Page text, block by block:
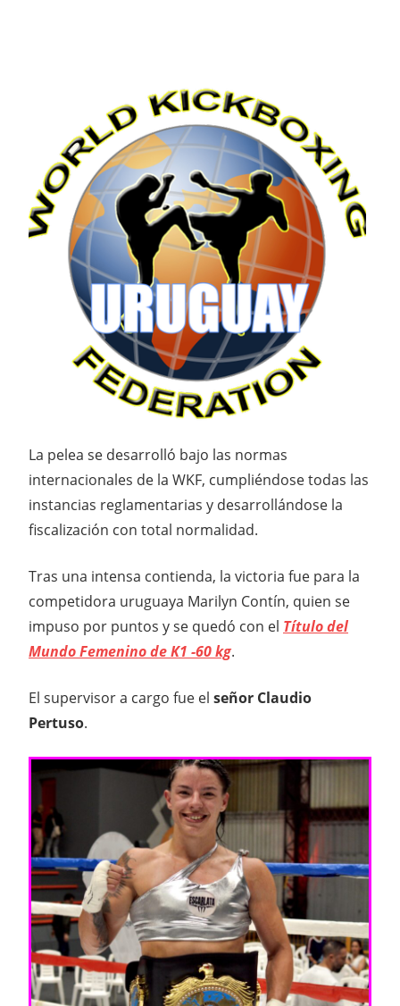
La pelea se desarrolló bajo las normas
internacionales de la WKF, cumpliéndose todas las
instancias reglamentarias y desarrollándose la
fiscalización con total normalidad.
Tras una intensa contienda, la victoria fue para la
competidora uruguaya Marilyn Contín, quien se
impuso por puntos y se quedó con el Título del
Mundo Femenino de K1 -60 kg.
El supervisor a cargo fue el señor Claudio
Pertuso.